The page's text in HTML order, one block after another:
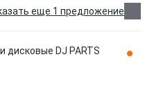
еще 1 предложение
дисковые DJ PARTS